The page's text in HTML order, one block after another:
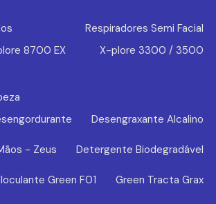
8700 EX
Respiradores Semi Facial
X-plore 3300 / 3500
Desengraxante Alcalino
- Zeus Detergente Biodegradável
Green F01 Green Tracta Grax